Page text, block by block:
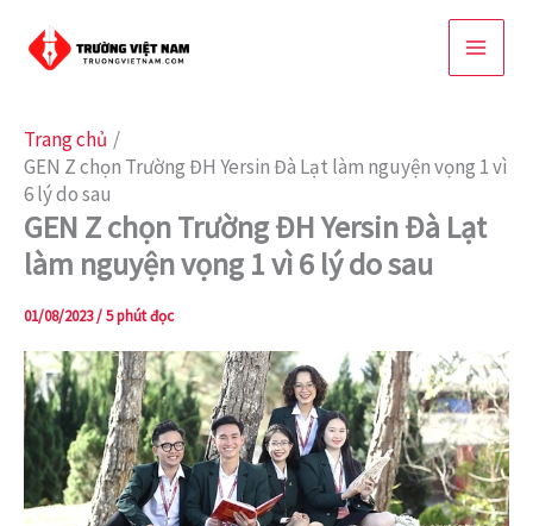
Trang chủ
GEN Z chọn Trường ĐH Yersin Đà Lạt làm nguyện vọng 1 vì
6 lý do sau
GEN Z chọn Trường ĐH Yersin Đà Lạt
làm nguyện vọng 1 vì 6 lý do sau
01/08/2023/5 phút đọc